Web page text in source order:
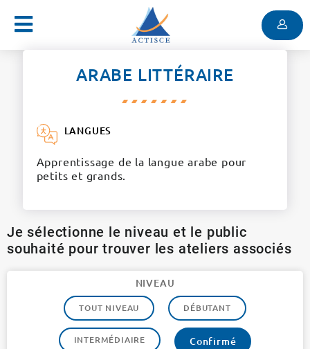
Menu
ARABE LITTÉRAIRE
LANGUES
Apprentissage de la langue arabe pour
petits et grands.
Je sélectionne le niveau et le public
souhaité pour trouver les ateliers associés
NIVEAU
TOUT NIVEAU DÉBUTANT
INTERMÉDIAIRE Confirmé